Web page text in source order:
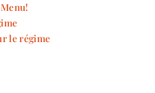
le régime